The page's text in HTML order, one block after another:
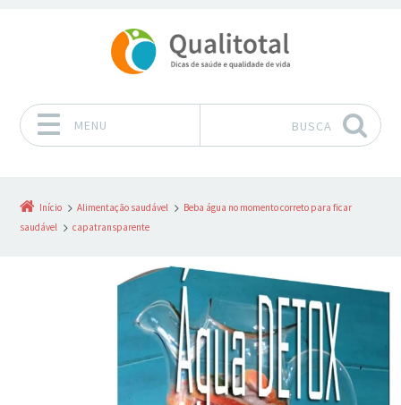
MENU BUSCA
Início Alimentação saudável
Beba água no momento correto para ficar
saudável
capatransparente